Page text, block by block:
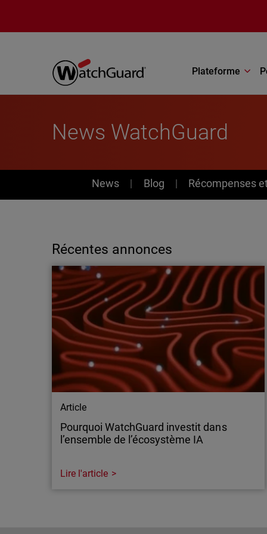
Plateforme
News WatchGuard
News
News Blog Récompenses
Récentes annonces
Article
Pourquoi WatchGuard investit dans
l’ensemble de l’écosystème IA
Lire l'article